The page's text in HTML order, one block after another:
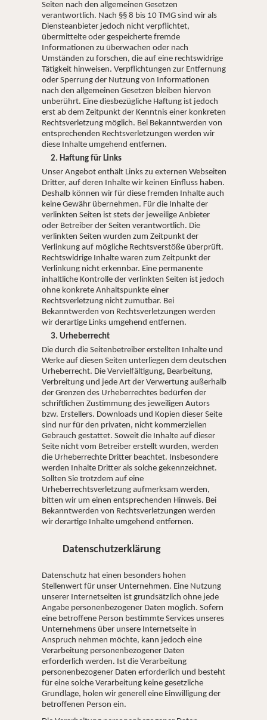
Seiten nach den allgemeinen Gesetzen
verantwortlich. Nach §§ 8 bis 10 TMG sind wir als
Diensteanbieter jedoch nicht verpflichtet,
übermittelte oder gespeicherte fremde
Informationen zu überwachen oder nach
Umständen zu forschen, die auf eine rechtswidrige
Tätigkeit hinweisen. Verpflichtungen zur Entfernung
oder Sperrung der Nutzung von Informationen
nach den allgemeinen Gesetzen bleiben hiervon
unberührt. Eine diesbezügliche Haftung ist jedoch
erst ab dem Zeitpunkt der Kenntnis einer konkreten
Rechtsverletzung möglich. Bei Bekanntwerden von
entsprechenden Rechtsverletzungen werden wir
diese Inhalte umgehend entfernen.
2. Haftung für Links
Unser Angebot enthält Links zu externen Webseiten
Dritter, auf deren Inhalte wir keinen Einfluss haben.
Deshalb können wir für diese fremden Inhalte auch
keine Gewähr übernehmen. Für die Inhalte der
verlinkten Seiten ist stets der jeweilige Anbieter
oder Betreiber der Seiten verantwortlich. Die
verlinkten Seiten wurden zum Zeitpunkt der
Verlinkung auf mögliche Rechtsverstöße überprüft.
Rechtswidrige Inhalte waren zum Zeitpunkt der
Verlinkung nicht erkennbar. Eine permanente
inhaltliche Kontrolle der verlinkten Seiten ist jedoch
ohne konkrete Anhaltspunkte einer
Rechtsverletzung nicht zumutbar. Bei
Bekanntwerden von Rechtsverletzungen werden
wir derartige Links umgehend entfernen.
3. Urheberrecht
Die durch die Seitenbetreiber erstellten Inhalte und
Werke auf diesen Seiten unterliegen dem deutschen
Urheberrecht. Die Vervielfältigung, Bearbeitung,
Verbreitung und jede Art der Verwertung außerhalb
der Grenzen des Urheberrechtes bedürfen der
schriftlichen Zustimmung des jeweiligen Autors
bzw. Erstellers. Downloads und Kopien dieser Seite
sind nur für den privaten, nicht kommerziellen
Gebrauch gestattet. Soweit die Inhalte auf dieser
Seite nicht vom Betreiber erstellt wurden, werden
die Urheberrechte Dritter beachtet. Insbesondere
werden Inhalte Dritter als solche gekennzeichnet.
Sollten Sie trotzdem auf eine
Urheberrechtsverletzung aufmerksam werden,
bitten wir um einen entsprechenden Hinweis. Bei
Bekanntwerden von Rechtsverletzungen werden
wir derartige Inhalte umgehend entfernen.
Datenschutzerklärung
Datenschutz hat einen besonders hohen
Stellenwert für unser Unternehmen. Eine Nutzung
unserer Internetseiten ist grundsätzlich ohne jede
Angabe personenbezogener Daten möglich. Sofern
eine betroffene Person bestimmte Services unseres
Unternehmens über unsere Internetseite in
Anspruch nehmen möchte, kann jedoch eine
Verarbeitung personenbezogener Daten
erforderlich werden. Ist die Verarbeitung
personenbezogener Daten erforderlich und besteht
für eine solche Verarbeitung keine gesetzliche
Grundlage, holen wir generell eine Einwilligung der
betroffenen Person ein.